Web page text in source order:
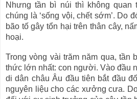
Nhưng tần bì núi thì không quan
chúng là ‘sống vội, chết sớm’. Do
bão tố gây tổn hại trên thân cây,
hoại.
Trong vòng vài trăm năm qua, tần
thức lớn nhất: con người. Vào đầu
di dân châu Âu đầu tiên bắt đầu
nguyên liệu cho các xưởng cưa.